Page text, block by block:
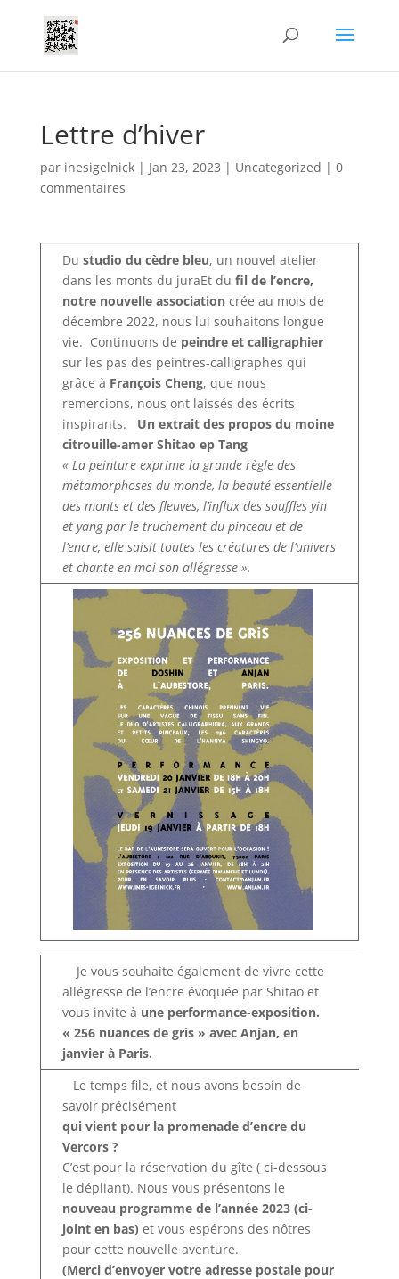
Lettre d’hiver
par inesigelnick| Jan 23, 2023 | Uncategorized | 0
commentaires
Du studio du cèdre bleu, un nouvel atelier
dans les monts du juraEt du fil de l’encre,
notre nouvelle associationcrée au mois de
décembre 2022, nous lui souhaitons longue
vie. Continuons de peindre et calligraphier
sur les pas des peintres-calligraphes qui
grâce à François Cheng, que nous
remercions, nous ont laissés des écrits
inspirants. ­ ­ Un extrait des propos du moine
citrouille-amer Shitao ep Tang
« La peinture exprime la grande règle des
métamorphoses du monde, la beauté essentielle
des monts et des fleuves, l’influx des souffles yin
et yang par le truchement du pinceau et de
l’encre, elle saisit toutes les créatures de l’univers
et chante en moi son allégresse ».
­ ­ ­ ­ Je vous souhaite également de vivre cette
allégresse de l’encre évoquée par Shitao et
vous invite à une performance-exposition.
« 256 nuances de gris » avec Anjan, en
janvier à Paris.
­ ­ ­ Le temps file, et nous avons besoin de
savoir précisément
qui vient pour la promenade d’encre du
Vercors ?
C’est pour la réservation du gîte ( ci-dessous
le dépliant). Nous vous présentons le
nouveau programme de l’année 2023 (ci-
joint en bas) et vous espérons des nôtres
pour cette nouvelle aventure.
(Merci d’envoyer votre adresse postale pour